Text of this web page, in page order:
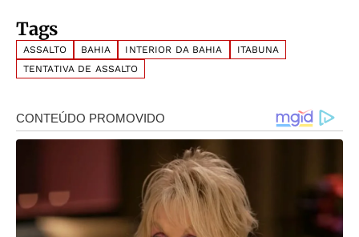
Tags
ASSALTO BAHIA INTERIOR DA BAHIA
ITABUNA
TENTATIVA DE ASSALTO